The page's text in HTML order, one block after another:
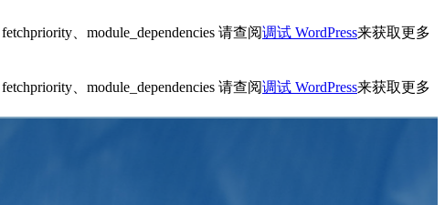
、module_dependencies 请查阅调试 WordPress来获取更多
、module_dependencies 请查阅调试 WordPress来获取更多